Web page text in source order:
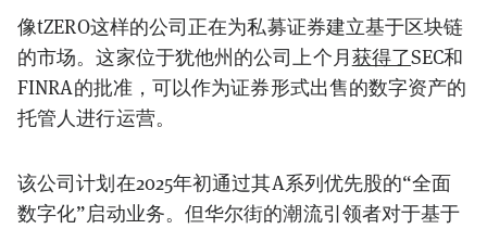
像tZERO这样的公司正在为私募证券建立基于区块链
的市场。这家位于犹他州的公司上个月获得了SEC和
FINRA的批准，可以作为证券形式出售的数字资产的
托管人进行运营。
该公司计划在2025年初通过其A系列优先股的“全面
数字化”启动业务。但华尔街的潮流引领者对于基于